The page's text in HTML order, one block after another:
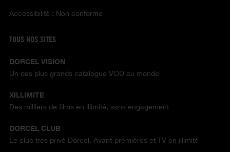
Accessibilité : Non conforme
TOUS NOS SITES
DORCEL VISION
Un des plus grands catalogue VOD au monde
XILLIMITE
Des milliers de films en illimité, sans engagement
DORCEL CLUB
Le club très privé Dorcel. Avant-premières et TV en illimité